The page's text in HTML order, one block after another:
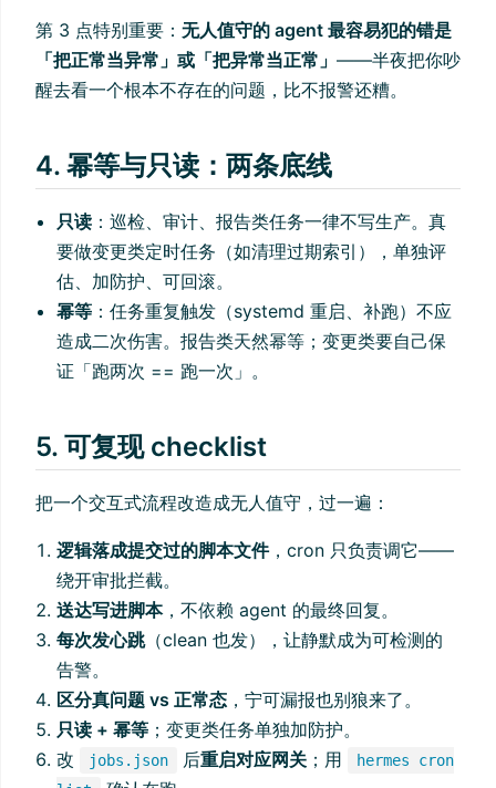
第 3 点特别重要： 无人值守的 agent 最容易犯的错是
「把正常当异常」或「把异常当正常」 ——半夜把你吵
醒去看一个根本不存在的问题，比不报警还糟。
4. 幂等与只读：两条底线
只读 ：巡检、审计、报告类任务一律不写生产。真
要做变更类定时任务（如清理过期索引），单独评
估、加防护、可回滚。
幂等 ：任务重复触发（systemd 重启、补跑）不应
造成二次伤害。报告类天然幂等；变更类要自己保
证「跑两次 == 跑一次」。
5. 可复现 checklist
把一个交互式流程改造成无人值守，过一遍：
逻辑落成提交过的脚本文件，cron 只负责调它——
绕开审批拦截。
送达写进脚本，不依赖 agent 的最终回复。
每次发心跳（clean 也发），让静默成为可检测的
告警。
区分真问题 vs 正常态 ，宁可漏报也别狼来了。
只读 + 幂等 ；变更类任务单独加防护。
改
jobs.json 后重启对应网关 ；用
hermes cron